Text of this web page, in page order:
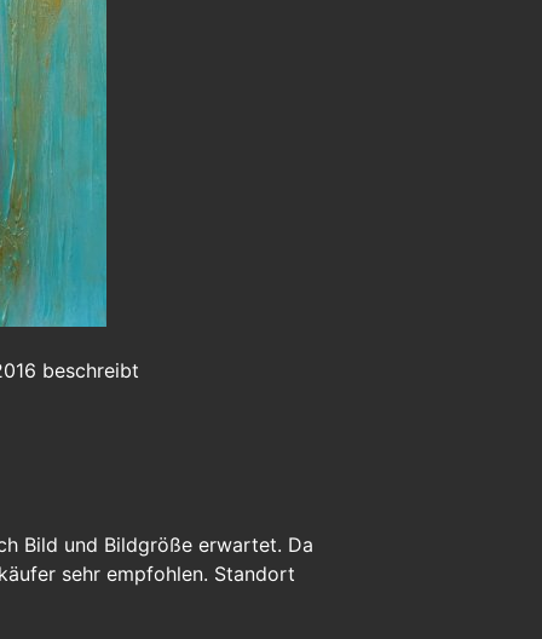
beschreibt
Bild und Bildgröße erwartet. Da
sehr empfohlen. Standort